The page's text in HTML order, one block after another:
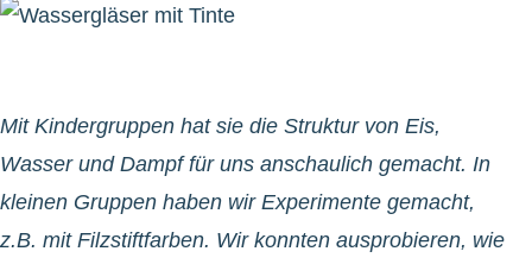
Mit Kindergruppen hat sie die Struktur von Eis,
Wasser und Dampf für uns anschaulich gemacht. In
kleinen Gruppen haben wir Experimente gemacht,
z.B. mit Filzstiftfarben. Wir konnten ausprobieren, wie